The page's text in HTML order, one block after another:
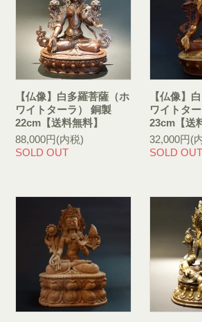
【仏像】白多羅菩薩（ホ
ワイトターラ） 銅製
22cm【送料無料】
88,000円(内税)
SOLD OUT
【仏像】
ワイトタ
23cm【送
32,000円(
SOLD OUT